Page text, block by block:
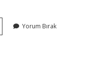
Yorum Bırak